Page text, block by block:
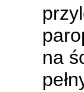
na